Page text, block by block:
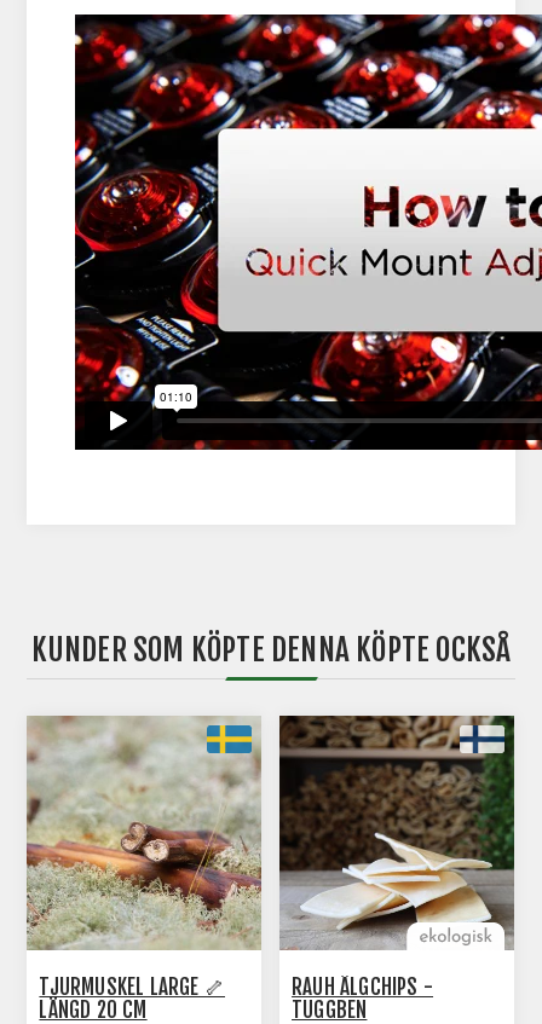
KUNDER SOM KÖPTE DENNA KÖPTE OCKSÅ
TJURMUSKEL LARGE 🦴
LÄNGD 20 CM
RAUH ÄLGCHIPS -
TUGGBEN